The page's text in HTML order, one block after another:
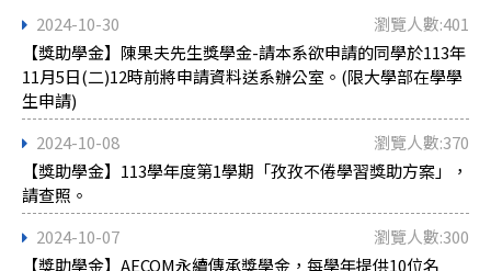
2024-10-30
瀏覽人數:401
【獎助學金】陳果夫先生獎學金-請本系欲申請的同學於113年
11月5日(二)12時前將申請資料送系辦公室。(限大學部在學學
生申請)
2024-10-08
瀏覽人數:370
【獎助學金】113學年度第1學期「孜孜不倦學習獎助方案」，
請查照。
2024-10-07
瀏覽人數:300
【獎助學金】AECOM永續傳承獎學金，每學年提供10位名